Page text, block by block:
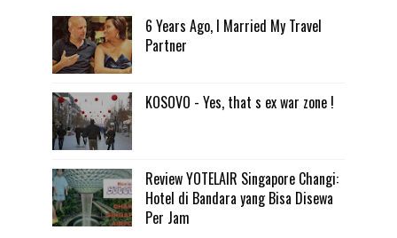
6 Years Ago, I Married My Travel
Partner
KOSOVO - Yes, that s ex war zone !
Review YOTELAIR Singapore Changi:
Hotel di Bandara yang Bisa Disewa
Per Jam